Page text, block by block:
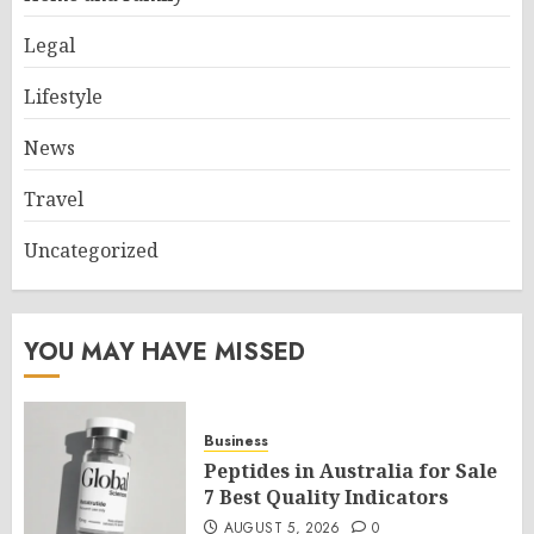
Legal
Lifestyle
News
Travel
Uncategorized
YOU MAY HAVE MISSED
Business
Peptides in Australia for Sale
7 Best Quality Indicators
AUGUST 5, 2026 0